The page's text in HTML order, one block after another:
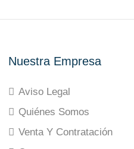
Nuestra Empresa
Aviso Legal
Quiénes Somos
Venta Y Contratación